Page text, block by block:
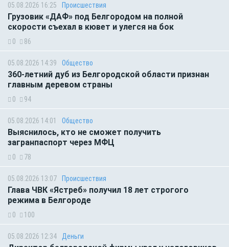
05.08.2026 16:25 Происшествия
Грузовик «ДАФ» под Белгородом на полной
скорости съехал в кювет и улегся на бок
0 86
05.08.2026 14:39 Общество
360-летний дуб из Белгородской области признан
главным деревом страны
0 94
05.08.2026 14:01 Общество
Выяснилось, кто не сможет получить
загранпаспорт через МФЦ
0 78
05.08.2026 13:07 Происшествия
Глава ЧВК «Ястреб» получил 18 лет строгого
режима в Белгороде
0 100
05.08.2026 12:34 Деньги